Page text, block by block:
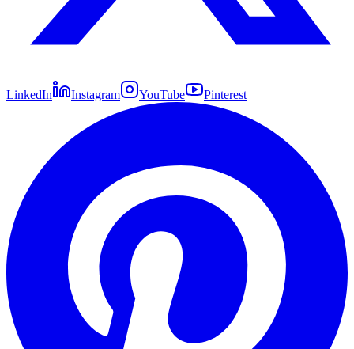
LinkedIn Instagram YouTube Pinterest